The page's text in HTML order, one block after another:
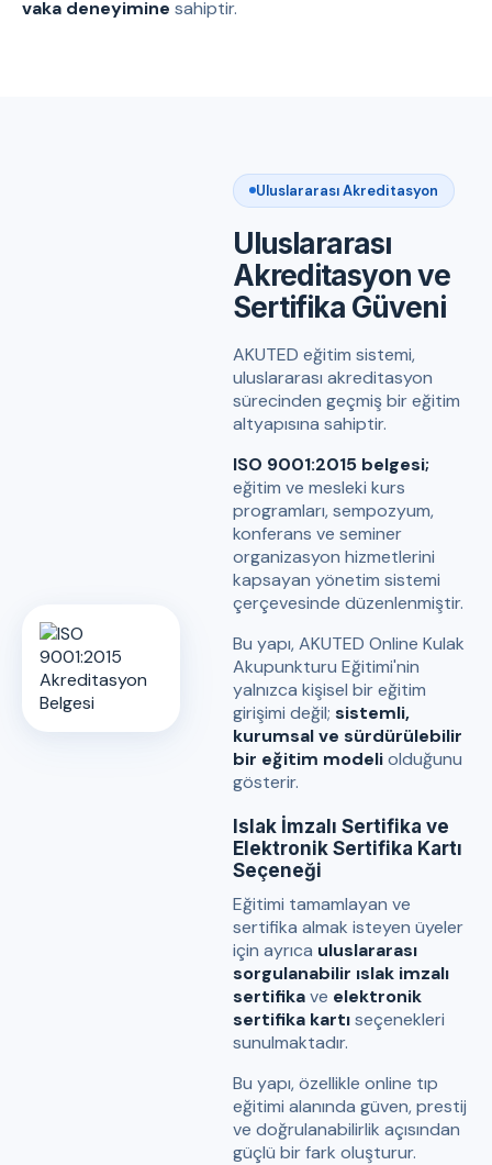
vaka deneyimine sahiptir.
Uluslararası Akreditasyon
Uluslararası
Akreditasyon ve
Sertifika Güveni
AKUTED eğitim sistemi,
uluslararası akreditasyon
sürecinden geçmiş bir eğitim
altyapısına sahiptir.
ISO 9001:2015 belgesi;
eğitim ve mesleki kurs
programları, sempozyum,
konferans ve seminer
organizasyon hizmetlerini
kapsayan yönetim sistemi
çerçevesinde düzenlenmiştir.
Bu yapı, AKUTED Online Kulak
Akupunkturu Eğitimi'nin
yalnızca kişisel bir eğitim
girişimi değil; sistemli,
kurumsal ve sürdürülebilir
bir eğitim modeliolduğunu
gösterir.
Islak İmzalı Sertifika ve
Elektronik Sertifika Kartı
Seçeneği
Eğitimi tamamlayan ve
sertifika almak isteyen üyeler
için ayrıca uluslararası
sorgulanabilir ıslak imzalı
sertifikave elektronik
sertifika kartıseçenekleri
sunulmaktadır.
Bu yapı, özellikle online tıp
eğitimi alanında güven, prestij
ve doğrulanabilirlik açısından
güçlü bir fark oluşturur.